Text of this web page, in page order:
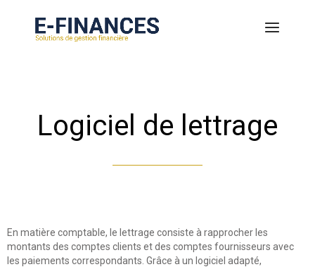
Logiciel de lettrage
En matière comptable, le lettrage consiste à rapprocher les
montants des comptes clients et des comptes fournisseurs avec
les paiements correspondants. Grâce à un logiciel adapté,